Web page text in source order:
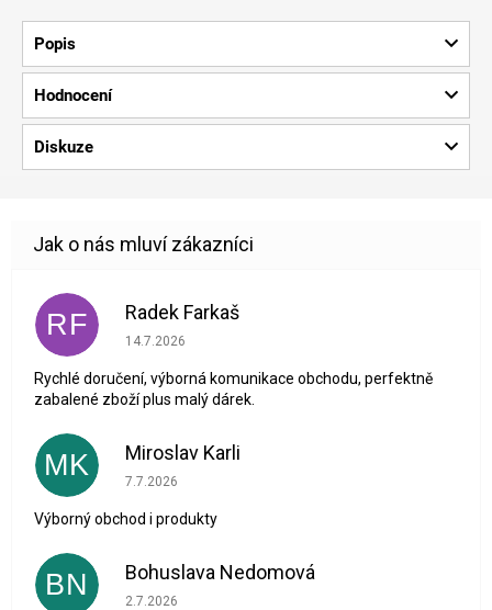
Popis
Hodnocení
Diskuze
RF Radek Farkaš
Hodnocení obchodu je 5 z 5 hvězdiček.
14.7.2026
Rychlé doručení, výborná komunikace obchodu, perfektně
zabalené zboží plus malý dárek.
MK Miroslav Karli
Hodnocení obchodu je 5 z 5 hvězdiček.
7.7.2026
Výborný obchod i produkty
BN Bohuslava Nedomová
Hodnocení obchodu je 5 z 5 hvězdiček.
2.7.2026